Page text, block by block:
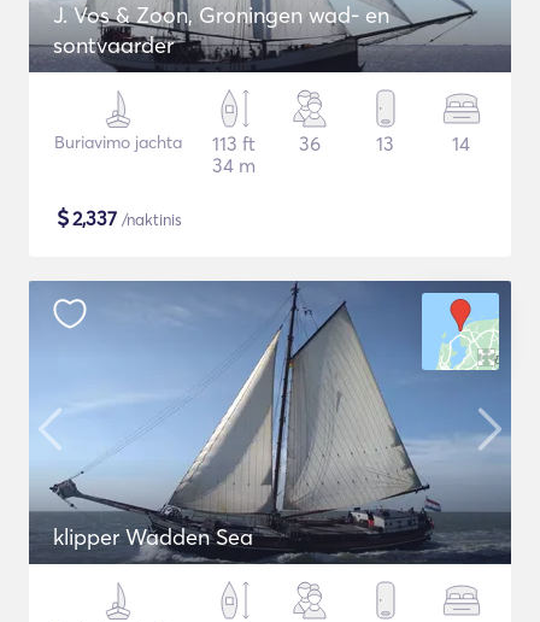
J. Vos & Zoon, Groningen wad- en
sontvaarder
Buriavimo jachta
113 ft
34 m
36 13 14
$2,337 /naktinis
klipper Wadden Sea